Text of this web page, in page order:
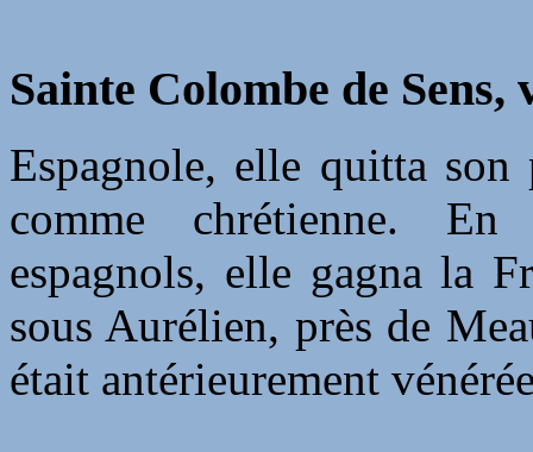
Sainte Colombe de
Espagnole, elle quitta son
comme chrétienne. En
espagnols, elle gagna la
sous Aurélien, près de
était antérieurement